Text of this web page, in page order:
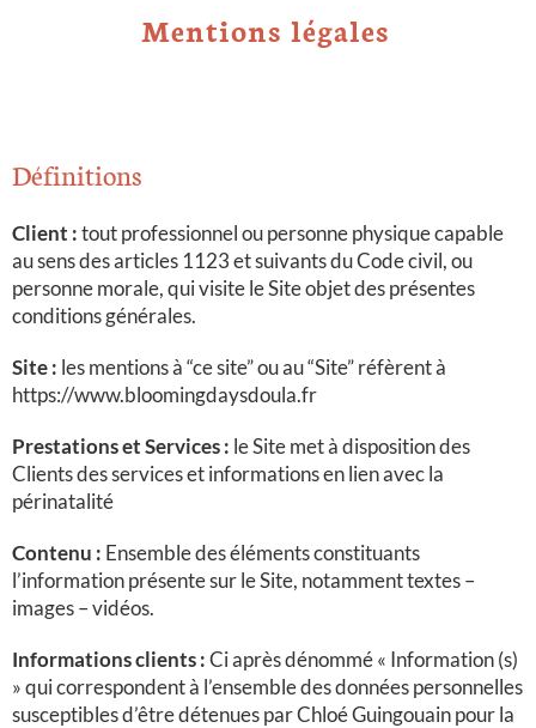
Mentions légales
Définitions
Client :tout professionnel ou personne physique capable
au sens des articles 1123 et suivants du Code civil, ou
personne morale, qui visite le Site objet des présentes
conditions générales.
Site : les mentions à “ce site” ou au “Site” réfèrent à
https://www.bloomingdaysdoula.fr
Prestations et Services : le Sitemet à disposition des
Clients des services et informations en lien avec la
périnatalité
Contenu : Ensemble des éléments constituants
l’information présente sur le Site, notamment textes –
images – vidéos.
Informations clients :Ci après dénommé « Information (s)
» qui correspondent à l’ensemble des données personnelles
susceptibles d’être détenues par Chloé Guingouain pour la